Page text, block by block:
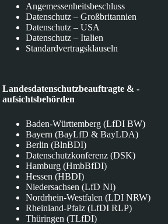
Angemessenheitsbeschluss
Datenschutz – Großbritannien
Datenschutz – USA
Datenschutz – Italien
Standardvertragsklauseln
Landesdatenschutzbeauftragte & -
aufsichtsbehörden
Baden-Württemberg (LfDI BW)
Bayern (BayLfD & BayLDA)
Berlin (BlnBDI)
Datenschutzkonferenz (DSK)
Hamburg (HmbBfDI)
Hessen (HBDI)
Niedersachsen (LfD NI)
Nordrhein-Westfalen (LDI NRW)
Rheinland-Pfalz (LfDI RLP)
Thüringen (TLfDI)